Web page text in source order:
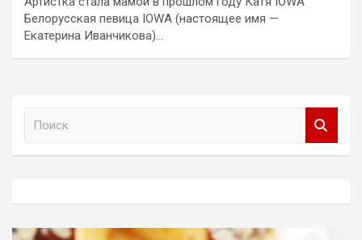
Белорусская певица IOWA (настоящее имя —
Екатерина Иванчикова)…